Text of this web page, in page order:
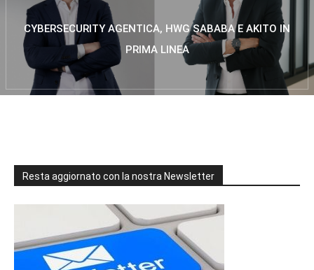
CYBERSECURITY AGENTICA, HWG SABABA E AKITO IN
PRIMA LINEA
Resta aggiornato con la nostra Newsletter